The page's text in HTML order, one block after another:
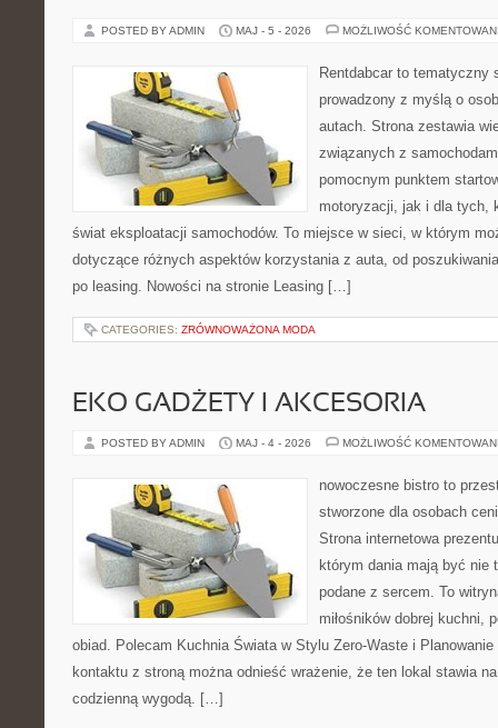
POSTED BY ADMIN MAJ - 5 - 2026 MOŻLIWOŚĆ
Rentdabcar to tematyczny
prowadzony z myślą o
autach. Strona zestawia
związanych z
pomocnym punktem
motoryzacji, jak i dla tych,
świat eksploatacji samochodów. To miejsce w sieci, w którym
dotyczące różnych aspektów korzystania z auta, od
po leasing. Nowości na stronie Leasing […]
CATEGORIES: ZRÓWNOWAŻONA MODA
EKO GADŻETY I AKCESORIA
POSTED BY ADMIN MAJ - 4 - 2026 MOŻLIWOŚĆ
nowoczesne bistro to
stworzone dla osobach
Strona internetowa
którym dania mają być nie
podane z sercem. To
miłośników dobrej kuchni,
obiad. Polecam Kuchnia Świata w Stylu Zero-Waste i Planowanie
kontaktu z stroną można odnieść wrażenie, że ten lokal stawia
codzienną wygodą. […]